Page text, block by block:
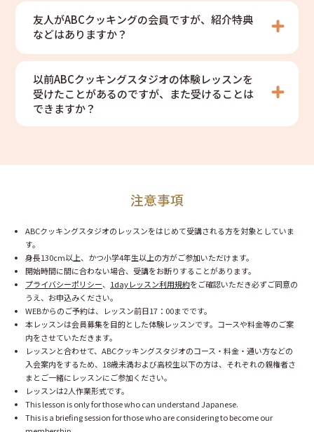
友人がABCクッキングの会員ですが、紹介特典
などはありますか？
以前ABCクッキングスタジオの体験レッスンを
受けたことがあるのですが、また受けることは
できますか？
注意事項
ABCクッキングスタジオのレッスンをはじめて受講される方を対象としていま
す。
身長130cm以上、かつ小学4年生以上の方がご参加いただけます。
開始時間に間に合わない場合、受講をお断りすることがあります。
プライバシーポリシー、 1dayレッスン利用規約をご確認いただき必ずご同意の
うえ、お申込みください。
WEBからのご予約は、レッスン前日17：00までです。
本レッスンは会員募集を目的とした体験レッスンです。コースや料金等のご案
内をさせていただきます。
レッスンと合わせて、ABCクッキングスタジオのコース・料金・通い方などの
入会案内をするため、18歳未満および高校生以下の方は、それぞれの親権者さ
まとご一緒にレッスンにご参加ください。
レッスンは2人作業形式です。
This lesson is only for those who can understand Japanese.
This is a briefing session for those who are considering to become our